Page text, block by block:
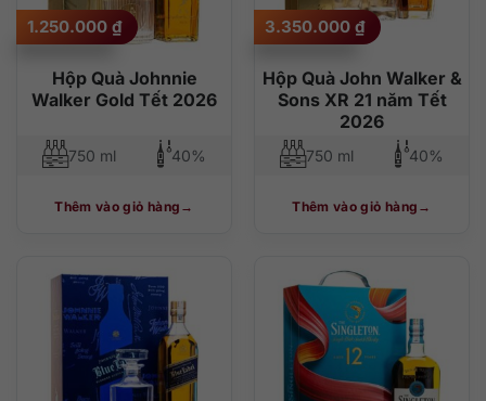
Hộp Quà Johnnie
Walker Gold Tết 2026
1.250.000 ₫
750 ml 40%
Thêm vào giỏ hàng
Hộp Quà John Walker &
Sons XR 21 năm Tết
2026
3.350.000 ₫
750 ml 40%
Thêm vào giỏ hàng